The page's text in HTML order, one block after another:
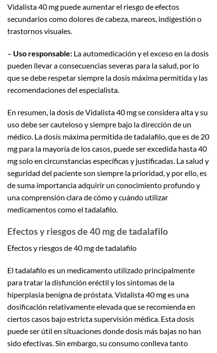
Vidalista 40 mg puede aumentar el riesgo de efectos
secundarios como dolores de cabeza, mareos, indigestión o
trastornos visuales.
– Uso responsable: La automedicación y el exceso en la dosis
pueden llevar a consecuencias severas para la salud, por lo
que se debe respetar siempre la dosis máxima permitida y las
recomendaciones del especialista.
En resumen, la dosis de Vidalista 40 mg se considera alta y su
uso debe ser cauteloso y siempre bajo la dirección de un
médico. La dosis máxima permitida de tadalafilo, que es de 20
mg para la mayoría de los casos, puede ser excedida hasta 40
mg solo en circunstancias específicas y justificadas. La salud y
seguridad del paciente son siempre la prioridad, y por ello, es
de suma importancia adquirir un conocimiento profundo y
una comprensión clara de cómo y cuándo utilizar
medicamentos como el tadalafilo.
Efectos y riesgos de 40 mg de tadalafilo
Efectos y riesgos de 40 mg de tadalafilo
El tadalafilo es un medicamento utilizado principalmente
para tratar la disfunción eréctil y los síntomas de la
hiperplasia benigna de próstata. Vidalista 40 mg es una
dosificación relativamente elevada que se recomienda en
ciertos casos bajo estricta supervisión médica. Esta dosis
puede ser útil en situaciones donde dosis más bajas no han
sido efectivas. Sin embargo, su consumo conlleva tanto